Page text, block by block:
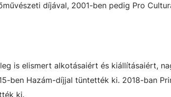
díjával, 2001-ben pedig Pro
is elismert alkotásaiért és kiállításaiért,
ben Hazám-díjjal tüntették ki. 2018-ban
ki.